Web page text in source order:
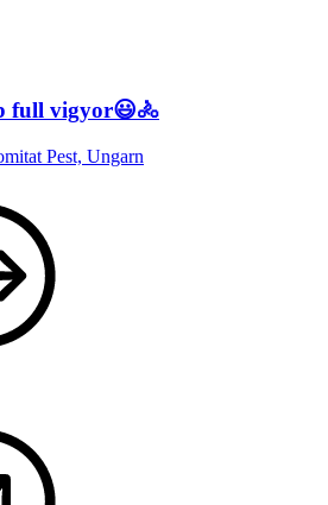
full vigyor😃🚴
Pest, Ungarn